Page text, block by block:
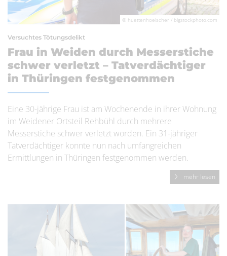
© huettenhoelscher / bigstockphoto.com
Versuchtes Tötungsdelikt
Frau in Weiden durch Messerstiche
schwer verletzt – Tatverdächtiger
in Thüringen festgenommen
Eine 30-jährige Frau ist am Wochenende in ihrer Wohnung
im Weidener Ortsteil Rehbühl durch mehrere
Messerstiche schwer verletzt worden. Ein 31-jähriger
Tatverdächtiger konnte nun nach umfangreichen
Ermittlungen in Thüringen festgenommen werden.
mehr lesen